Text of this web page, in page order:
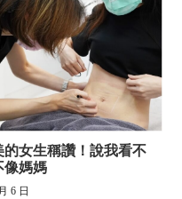
的女生稱讚！說我看不
像媽媽
6 日